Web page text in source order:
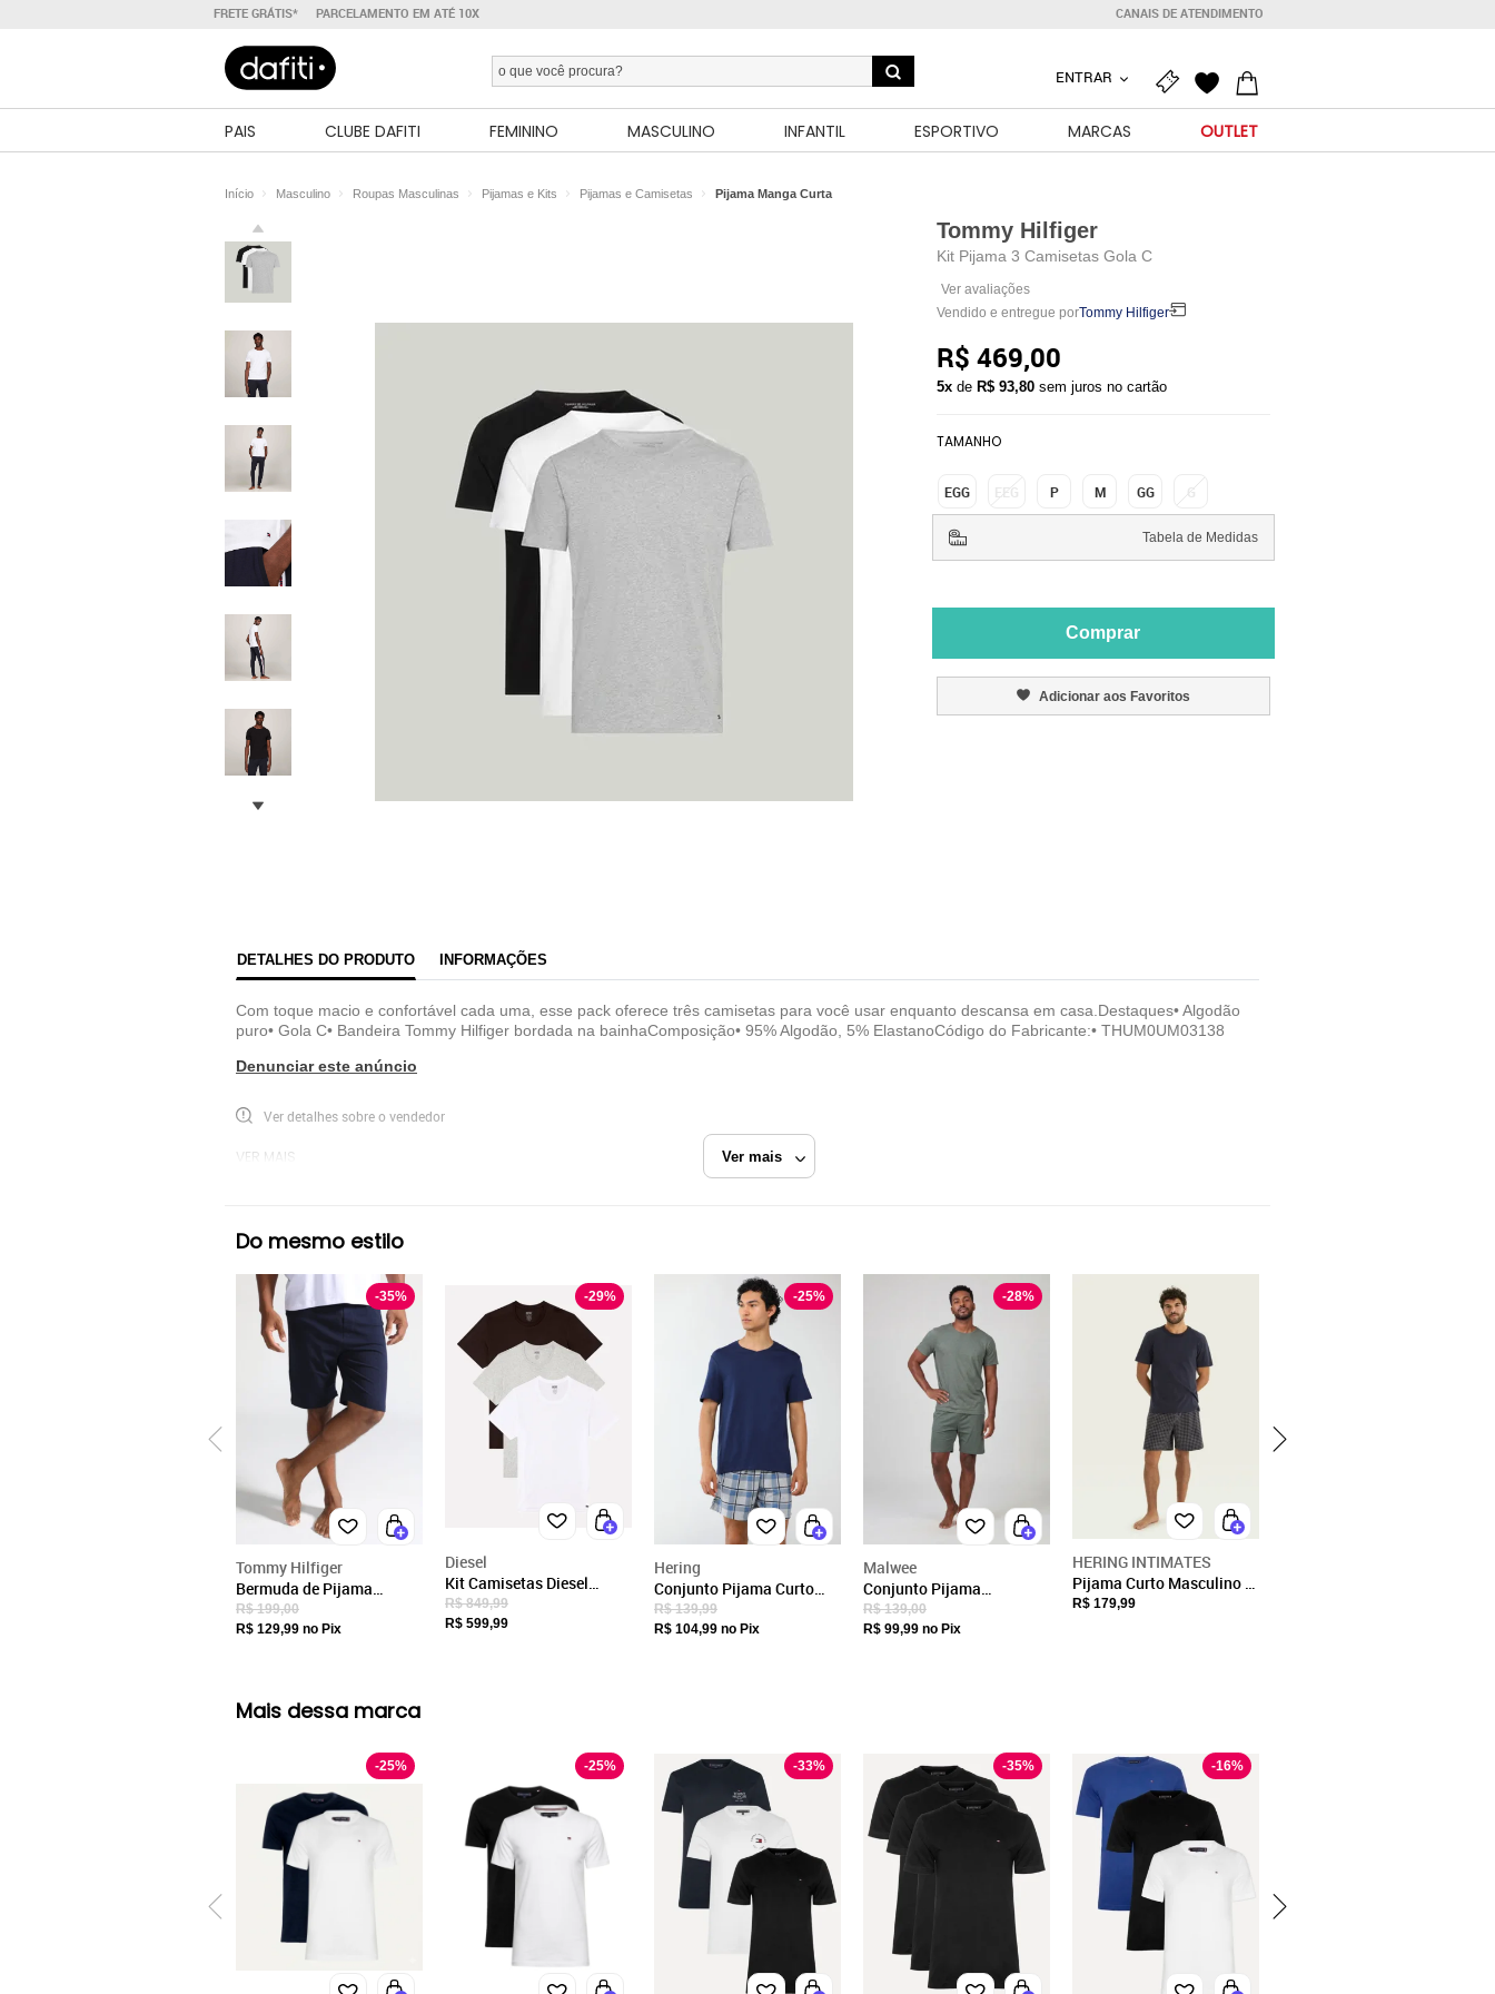
FRETE GRÁTIS* PARCELAMENTO EM ATÉ 10X CANAIS DE ATENDIMENTO
ENTRAR
PAIS CLUBE DAFITI FEMININO MASCULINO INFANTIL ESPORTIVO MARCAS OUTLET
Início Masculino Roupas Masculinas Pijamas e Kits Pijamas e Camisetas Pijama Manga Curta
Fechar
Tommy Hilfiger
Kit Pijama 3 Camisetas Gola C
Ver avaliações
Vendido e entregue porTommy Hilfiger
Tommy Hilfiger
TOMMY HILFIGER DO BRASIL
15.505.664/0022-04
Endereço
AV MARIA COELHO AGUIAR, 215
São Paulo, SP/
CEP: 05804-900
R$ 469,00
5xde R$ 93,80 sem juros no cartão
TAMANHO
EGG P M GG
Tabela de Medidas
Comprar
Adicionar aos Favoritos
DETALHES DO PRODUTO INFORMAÇÕES
Ver mais
Com toque macio e confortável cada uma, esse pack oferece três camisetas para você usar enquanto descansa em casa.Destaques• Algodão
puro• Gola C• Bandeira Tommy Hilfiger bordada na bainhaComposição• 95% Algodão, 5% ElastanoCódigo do Fabricante:• THUM0UM03138
Denunciar este anúncio
Ver detalhes sobre o vendedor
VER MAIS
Do mesmo estilo
-35%
Tommy Hilfiger
Bermuda de Pijama
Tommy Hilfiger Reta Logo
Azul-Marinho
R$ 199,00
R$ 129,99 no Pix
-29%
Diesel
Kit Camisetas Diesel
Masculina Slim Randal-D-
Box Preta/Branca/Cinza
R$ 849,99
R$ 599,99
-25%
Hering
Conjunto Pijama Curto
Masculino Hering Xadrez
Azul-Marinho
R$ 139,99
R$ 104,99 no Pix
-28%
Malwee
Conjunto Pijama
Masculino Malwee Top e
Shorts Verde
R$ 139,00
R$ 99,99 no Pix
HERING INTIMATES
Pijama Curto Masculino +
Saquinho Presenteável
R$ 179,99
Mais dessa marca
-25% -25% -33% -35% -16%